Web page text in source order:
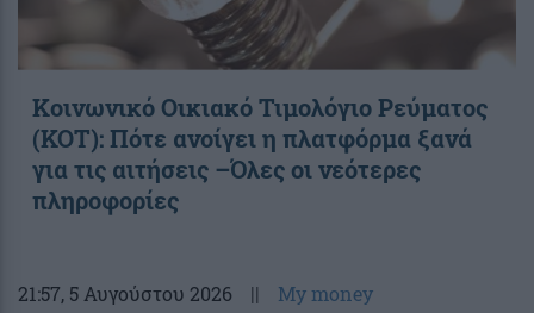
Κοινωνικό Οικιακό Τιμολόγιο Ρεύματος
(ΚΟΤ): Πότε ανοίγει η πλατφόρμα ξανά
για τις αιτήσεις –Όλες οι νεότερες
πληροφορίες
21:57, 5 Αυγούστου 2026 || My money